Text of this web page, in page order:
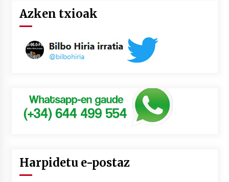
Azken txioak
Harpidetu e-postaz